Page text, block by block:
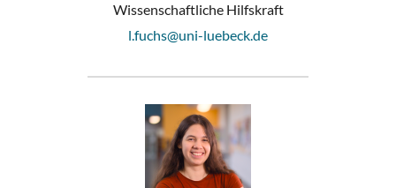
Wissenschaftliche Hilfskraft
l.fuchs@uni-luebeck.de